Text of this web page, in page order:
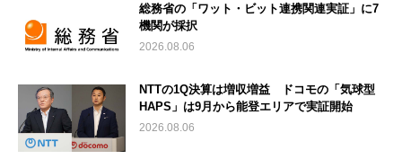
総務省の「ワット・ビット連携関連実証」に7
機関が採択
2026.08.06
NTTの1Q決算は増収増益 ドコモの「気球型
HAPS」は9月から能登エリアで実証開始
2026.08.06